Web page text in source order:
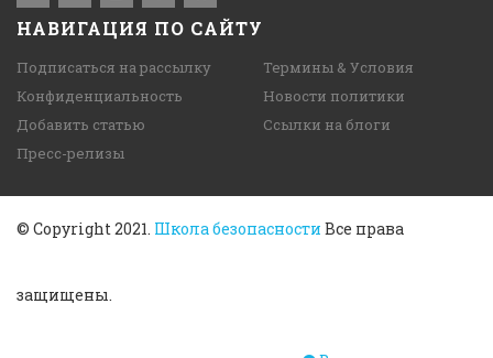
НАВИГАЦИЯ ПО САЙТУ
Подписаться на рассылку
Термины & Условия
Конфиденциальность
Новости политики
Добавить статью
Ссылки на блоги
Пресс-релизы
© Copyright 2021. Школа безопасности Все права
защищены.